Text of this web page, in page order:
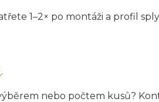
1–2× po montáži a profil
.
nebo počtem kusů?